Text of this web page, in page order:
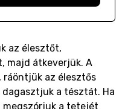
az élesztőt,
majd átkeverjük. A
az élesztős
a tésztát. Ha
megszórjuk a tetejét